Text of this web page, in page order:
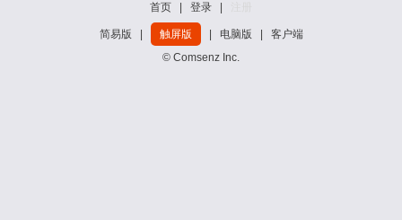
首页 登录
简易版 触屏版 电脑版
客户端
© Comsenz Inc.